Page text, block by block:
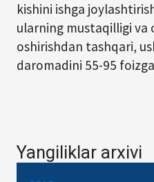
kishini ishga
ularning mustaqilligi va
oshirishdan tashqari,
daromadini 55-95
Yangiliklar arxivi